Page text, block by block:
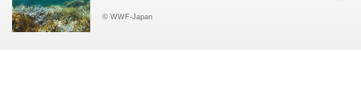
© WWF-Japan